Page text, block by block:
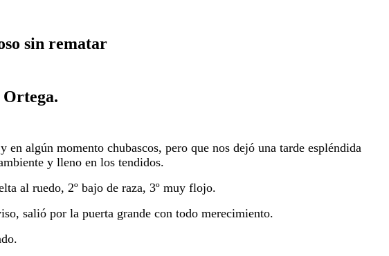
sin rematar
en algún momento chubascos, pero que nos dejó una tarde espléndida
y lleno en los tendidos.
al ruedo, 2º bajo de raza, 3º muy flojo.
salió por la puerta grande con todo merecimiento.